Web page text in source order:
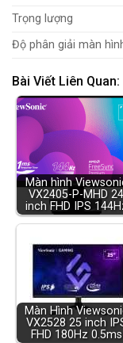
Trọng lượng
Độ phân giải màn
Bài Viết Liên Quan:
Màn hình
VX2405-P-MHD 24
inch FHD IPS
Màn Hình
VX2528 25 inch
FHD 180Hz 0.5ms